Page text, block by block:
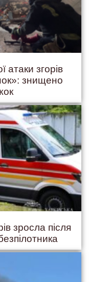
атаки згорів
знищено
зросла після